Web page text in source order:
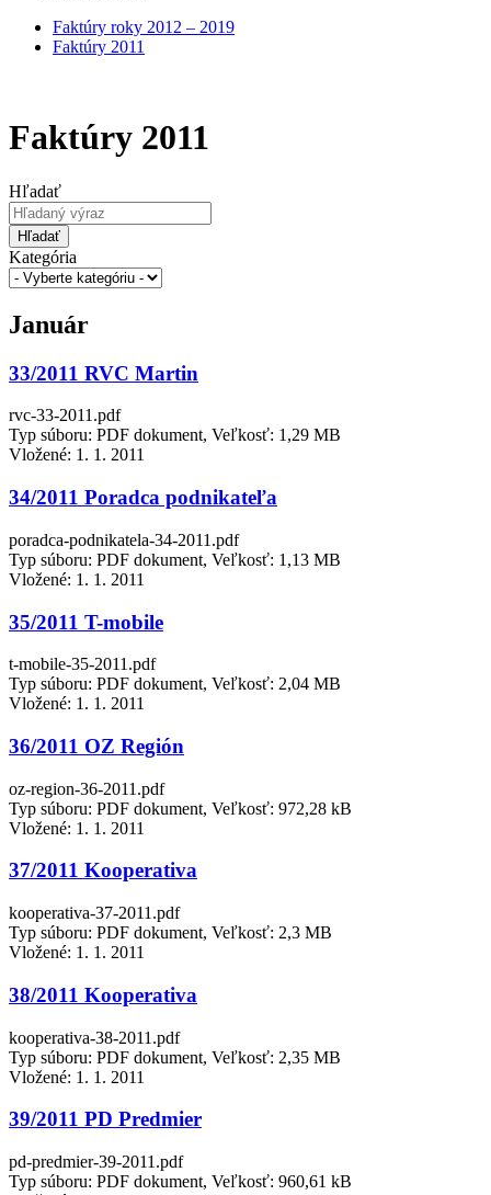
Faktúry roky 2012 – 2019
Faktúry 2011
Faktúry 2011
Hľadať
Hľadať
Kategória
Január
33/2011 RVC Martin
rvc-33-2011.pdf
Typ súboru: PDF dokument, Veľkosť: 1,29 MB
Vložené: 1. 1. 2011
34/2011 Poradca podnikateľa
poradca-podnikatela-34-2011.pdf
Typ súboru: PDF dokument, Veľkosť: 1,13 MB
Vložené: 1. 1. 2011
35/2011 T-mobile
t-mobile-35-2011.pdf
Typ súboru: PDF dokument, Veľkosť: 2,04 MB
Vložené: 1. 1. 2011
36/2011 OZ Región
oz-region-36-2011.pdf
Typ súboru: PDF dokument, Veľkosť: 972,28 kB
Vložené: 1. 1. 2011
37/2011 Kooperativa
kooperativa-37-2011.pdf
Typ súboru: PDF dokument, Veľkosť: 2,3 MB
Vložené: 1. 1. 2011
38/2011 Kooperativa
kooperativa-38-2011.pdf
Typ súboru: PDF dokument, Veľkosť: 2,35 MB
Vložené: 1. 1. 2011
39/2011 PD Predmier
pd-predmier-39-2011.pdf
Typ súboru: PDF dokument, Veľkosť: 960,61 kB